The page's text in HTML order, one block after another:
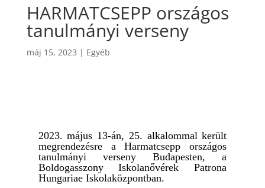
HARMATCSEPP országos
tanulmányi verseny
máj 15, 2023 | Egyéb
2023. május 13-án, 25. alkalommal került
megrendezésre a Harmatcsepp országos
tanulmányi verseny Budapesten, a
Boldogasszony Iskolanővérek Patrona
Hungariae Iskolaközpontban.